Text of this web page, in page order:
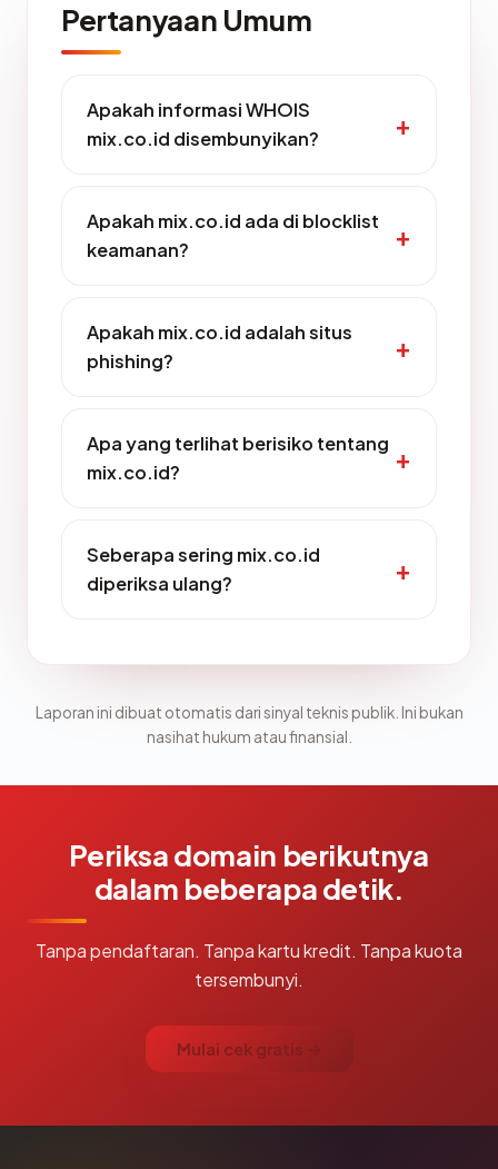
Pertanyaan Umum
Apakah informasi WHOIS
mix.co.id disembunyikan?
Apakah mix.co.id ada di blocklist
keamanan?
Apakah mix.co.id adalah situs
phishing?
Apa yang terlihat berisiko tentang
mix.co.id?
Seberapa sering mix.co.id
diperiksa ulang?
Laporan ini dibuat otomatis dari sinyal teknis publik. Ini bukan
nasihat hukum atau finansial.
Periksa domain berikutnya
dalam beberapa detik.
Tanpa pendaftaran. Tanpa kartu kredit. Tanpa kuota
tersembunyi.
Mulai cek gratis →